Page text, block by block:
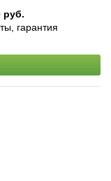
руб.
гарантия